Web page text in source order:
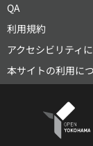
QA
利用規約
アクセシビリティ
本サイトの利用に